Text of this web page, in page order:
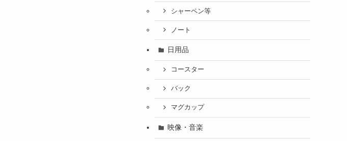
シャーペン等
ノート
日用品
コースター
バック
マグカップ
映像・音楽